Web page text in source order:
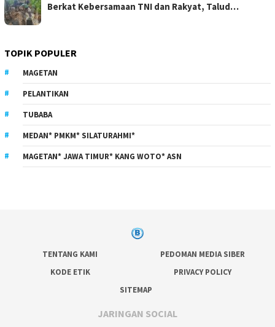
Berkat Kebersamaan TNI dan Rakyat, Talud…
TOPIK POPULER
MAGETAN
PELANTIKAN
TUBABA
MEDAN* PMKM* SILATURAHMI*
MAGETAN* JAWA TIMUR* KANG WOTO* ASN
TENTANG KAMI
PEDOMAN MEDIA SIBER
KODE ETIK
PRIVACY POLICY
SITEMAP
JARINGAN SOCIAL